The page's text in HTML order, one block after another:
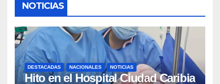
NOTICIAS
DESTACADAS NACIONALES NOTICIAS
Hito en el Hospital Ciudad Caribia